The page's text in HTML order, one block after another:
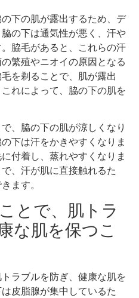
下の肌が露出するため、デ
の下は通気性が悪く、汗や
脇毛があると、これらの汗
繁殖やニオイの原因となる
を剃ることで、肌が露出
れによって、脇の下の肌を
、脇の下の肌が涼しくなり
下は汗をかきやすくなりま
付着し、蒸れやすくなりま
、汗が肌に直接触れるた
ます。
とで、肌トラ
な肌を保つこ
ラブルを防ぎ、健康な肌を
皮脂腺が集中しているた